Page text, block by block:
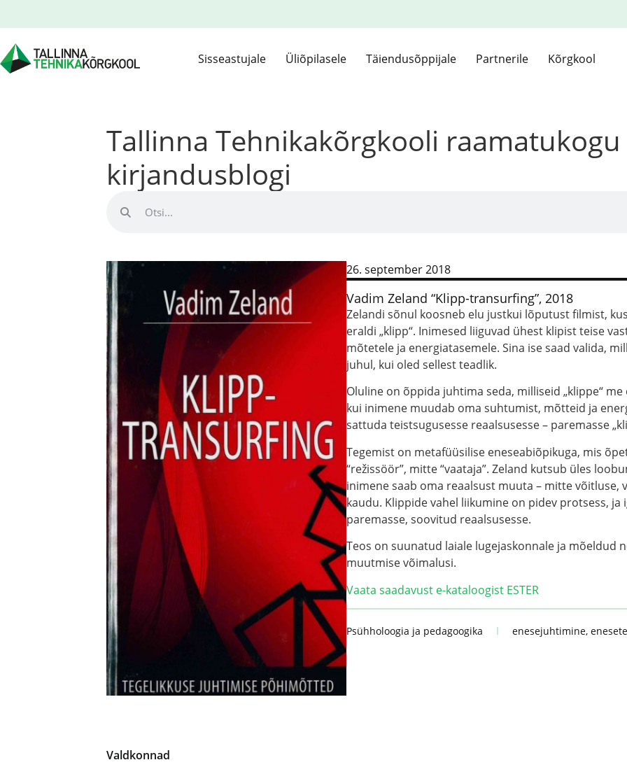
Sisseastujale Üliõpilasele Täiendusõppijale Partnerile Kõrgkool
Tallinna Tehnikakõrgkooli raamatukogu
kirjandusblogi
26. september 2018
Vadim Zeland “Klipp-transurfing”, 2018
Zelandi sõnul koosneb elu justkui lõputust filmist,
eraldi „klipp“. Inimesed liiguvad ühest klipist teise
mõtetele ja energiatasemele. Sina ise saad valida,
juhul, kui oled sellest teadlik.
Oluline on õppida juhtima seda, milliseid „klippe“
kui inimene muudab oma suhtumist, mõtteid ja
sattuda teistsugusesse reaalsusesse – paremasse
Tegemist on metafüüsilise eneseabiõpikuga, mis
“režissöör”, mitte “vaataja”. Zeland kutsub üles
inimene saab oma reaalsust muuta – mitte võitluse,
kaudu. Klippide vahel liikumine on pidev protsess,
paremasse, soovitud reaalsusesse.
Teos on suunatud laiale lugejaskonnale ja mõeldud
muutmise võimalusi.
Vaata saadavust e-kataloogist ESTER
Psühholoogia ja pedagoogika enesejuhtimine,
Valdkonnad